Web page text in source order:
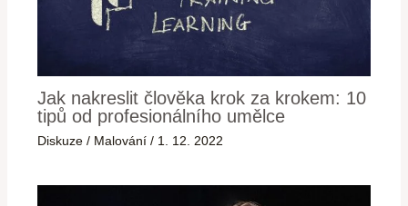
Jak nakreslit člověka krok za krokem: 10
tipů od profesionálního umělce
Diskuze / Malování / 1. 12. 2022